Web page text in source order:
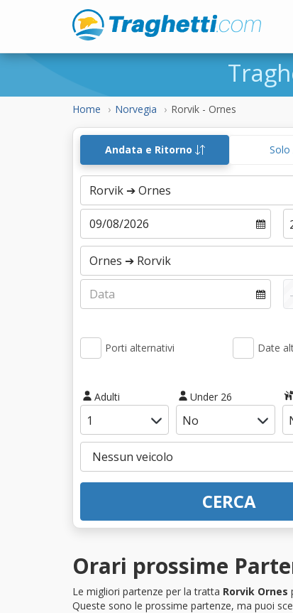
Home Norvegia Rorvik - Ornes
Andata e Ritorno Solo
Porti alternativi Date
Adulti Under 26
CERCA
Orari prossime
Le migliori partenze per la tratta Rorvik Ornes
Queste sono le prossime partenze, ma puoi